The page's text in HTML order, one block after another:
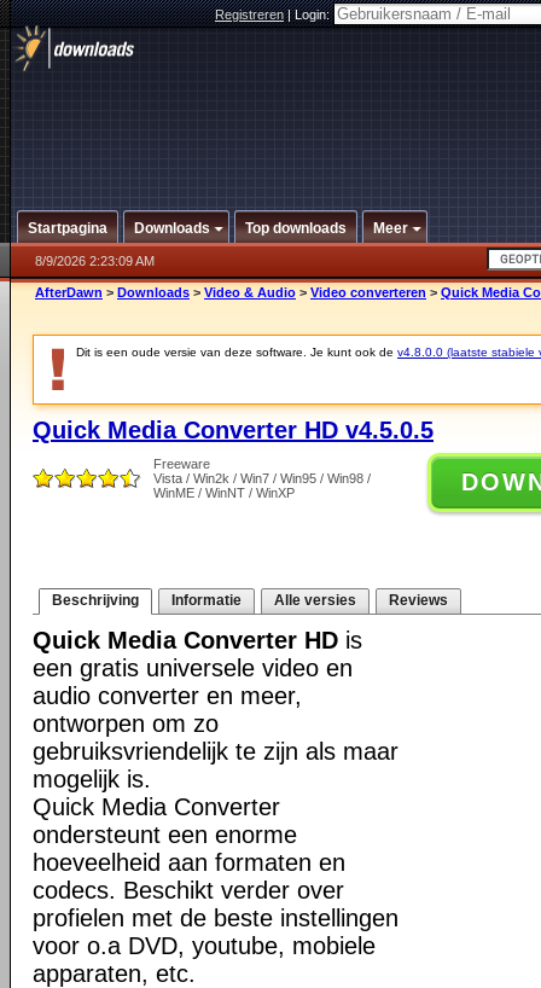
Registreren|Login:
Startpagina Downloads Top downloads Meer
8/9/2026 2:23:09 AM
AfterDawn > Downloads > Video & Audio > Video converteren > Quick Media
Dit is een oude versie van deze software. Je kunt ook de v4.8.0.0 (laatste stabiele
Quick Media Converter HD v4.5.0.5
Freeware
Vista / Win2k / Win7 / Win95 / Win98 /
WinME / WinNT / WinXP
Beschrijving Informatie Alle versies Reviews
Quick Media Converter HD is
een gratis universele video en
audio converter en meer,
ontworpen om zo
gebruiksvriendelijk te zijn als maar
mogelijk is.
Quick Media Converter
ondersteunt een enorme
hoeveelheid aan formaten en
codecs. Beschikt verder over
profielen met de beste instellingen
voor o.a DVD, youtube, mobiele
apparaten, etc.